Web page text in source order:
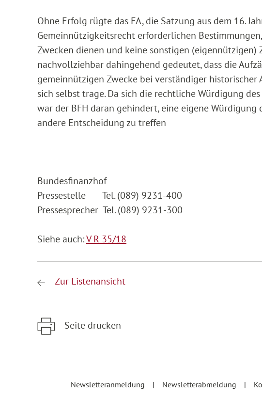
Ohne Erfolg rügte das FA, die Satzung aus dem 16.
Gemeinnützigkeitsrecht erforderlichen
Zwecken dienen und keine sonstigen (eigennützigen)
nachvollziehbar dahingehend gedeutet, dass die
gemeinnützigen Zwecke bei verständiger
sich selbst trage. Da sich die rechtliche Würdigung
war der BFH daran gehindert, eine eigene
andere Entscheidung zu treffen
Bundesfinanzhof
Pressestelle Tel. (089) 9231-400
Pressesprecher Tel. (089) 9231-300
Siehe auch:V R 35/18
Zur Listenansicht
Seite drucken
Newsletteranmeldung Newsletterabmeldung